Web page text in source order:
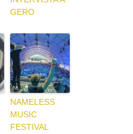
GERO
NAMELESS
MUSIC
FESTIVAL